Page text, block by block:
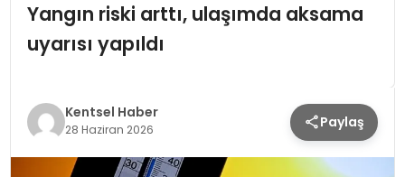
EĞITIM
TEKNOLOJI
MAGAZIN
KÜLTÜR & SANAT
Yangın riski arttı, ulaşımda aksama
uyarısı yapıldı
Kentsel Haber
28 Haziran 2026 Paylaş